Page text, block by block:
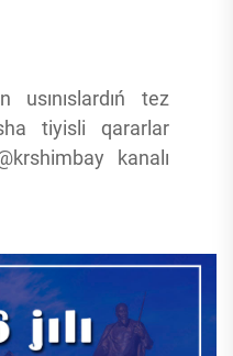
usınıslardıń tez
tiyisli qararlar
kanalı